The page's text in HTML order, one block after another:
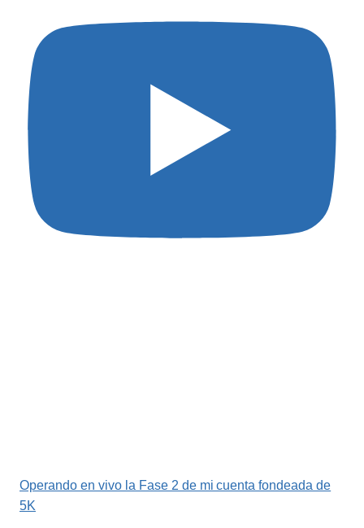
Operando en vivo la Fase 2 de mi cuenta fondeada de
5K